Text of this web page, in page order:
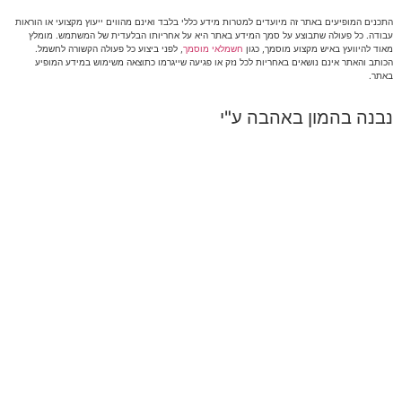
התכנים המופיעים באתר זה מיועדים למטרות מידע כללי בלבד ואינם מהווים ייעוץ מקצועי או הוראות
עבודה. כל פעולה שתבוצע על סמך המידע באתר היא על אחריותו הבלעדית של המשתמש. מומלץ
מאוד להיוועץ באיש מקצוע מוסמך, כגון חשמלאי מוסמך , לפני ביצוע כל פעולה הקשורה לחשמל.
הכותב והאתר אינם נושאים באחריות לכל נזק או פגיעה שייגרמו כתוצאה משימוש במידע המופיע
באתר.
נבנה בהמון באהבה ע"י